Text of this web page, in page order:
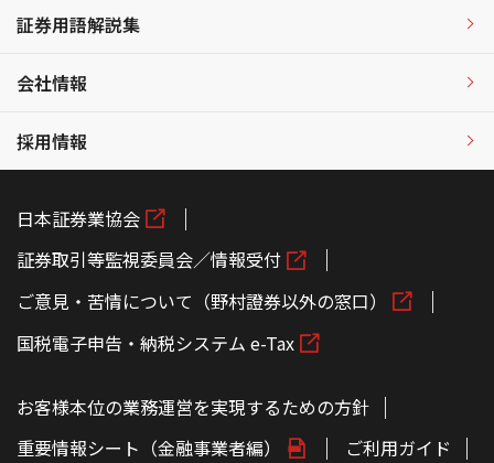
証券用語解説集
会社情報
採用情報
日本証券業協会
証券取引等監視委員会／情報受付
ご意見・苦情について（野村證券以外の窓口）
国税電子申告・納税システム e-Tax
お客様本位の業務運営を実現するための方針
重要情報シート（金融事業者編）
ご利用ガイド